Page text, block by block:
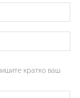
кратко ваш